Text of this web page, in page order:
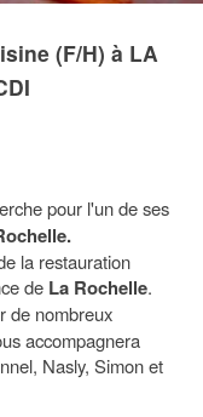
(F/H) à LA
pour l'un de ses
la restauration
de La Rochelle.
de nombreux
accompagnera
Nasly, Simon et